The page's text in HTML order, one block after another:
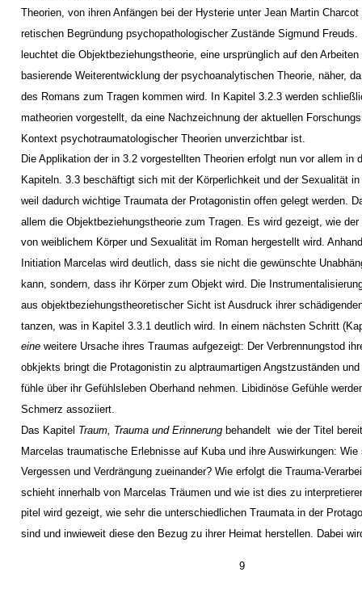
Theorien, von ihren Anfängen bei der Hysterie unter Jean Martin
retischen Begründung psychopathologischer Zustände Sigmund
leuchtet die Objektbeziehungstheorie, eine ursprünglich auf den
basierende Weiterentwicklung der psychoanalytischen Theorie, näher,
des Romans zum Tragen kommen wird. In Kapitel 3.2.3 werden
matheorien vorgestellt, da eine Nachzeichnung der aktuellen
Kontext psychotraumatologischer Theorien unverzichtbar ist.
Die Applikation der in 3.2 vorgestellten Theorien erfolgt nun vor allem in
Kapiteln. 3.3 beschäftigt sich mit der Körperlichkeit und der Sexualität
weil dadurch wichtige Traumata der Protagonistin offen gelegt werden.
allem die Objektbeziehungstheorie zum Tragen. Es wird gezeigt, wie
von weiblichem Körper und Sexualität im Roman hergestellt wird.
Initiation Marcelas wird deutlich, dass sie nicht die gewünschte
kann, sondern, dass ihr Körper zum Objekt wird. Die
aus objektbeziehungstheoretischer Sicht ist Ausdruck ihrer
tanzen, was in Kapitel 3.3.1 deutlich wird. In einem nächsten Schritt
eine weitere Ursache ihres Traumas aufgezeigt: Der Verbrennungstod
obkjekts bringt die Protagonistin zu alptraumartigen Angstzuständen
fühle über ihr Gefühlsleben Oberhand nehmen. Libidinöse Gefühle
Schmerz assoziiert.
Das Kapitel Traum, Trauma und Erinnerungbehandelt ­ wie der Titel
Marcelas traumatische Erlebnisse auf Kuba und ihre Auswirkungen:
Vergessen und Verdrängung zueinander? Wie erfolgt die Trauma-
schieht innerhalb von Marcelas Träumen und wie ist dies zu
pitel wird gezeigt, wie sehr die unterschiedlichen Traumata in der
sind und inwieweit diese den Bezug zu ihrer Heimat herstellen. Dabei
9